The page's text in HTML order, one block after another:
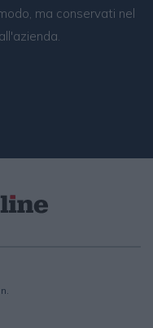
ma conservati nel